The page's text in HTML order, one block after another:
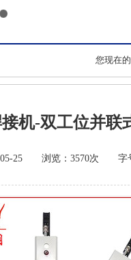
您现在
机-双工位并联
05-25 浏览：3570次 字